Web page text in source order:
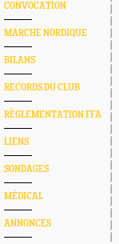
CONVOCATION
MARCHE NORDIQUE
BILANS
RECORDS DU CLUB
RÈGLEMENTATION FFA
LIENS
SONDAGES
MÉDICAL
ANNONCES